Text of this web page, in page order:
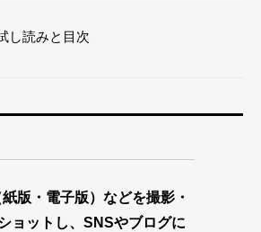
し読みと目次
版・電子版）などを撮影・
ョットし、SNSやブログに